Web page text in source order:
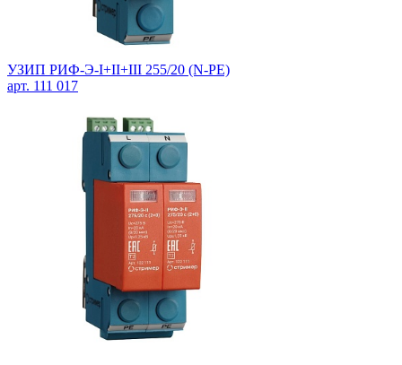
УЗИП РИФ-Э-I+II+III 255/20 (N-PE)
арт. 111 017